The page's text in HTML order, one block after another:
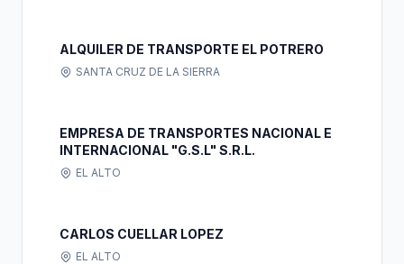
ALQUILER DE TRANSPORTE EL POTRERO
SANTA CRUZ DE LA SIERRA
EMPRESA DE TRANSPORTES NACIONAL E
INTERNACIONAL "G.S.L" S.R.L.
EL ALTO
CARLOS CUELLAR LOPEZ
EL ALTO